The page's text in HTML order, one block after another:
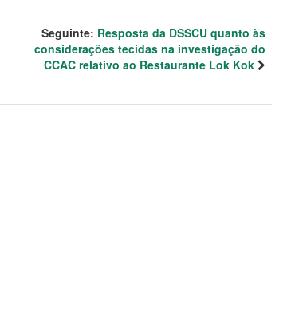
Seguinte: Resposta da DSSCU quanto às
considerações tecidas na investigação do
CCAC relativo ao Restaurante Lok Kok